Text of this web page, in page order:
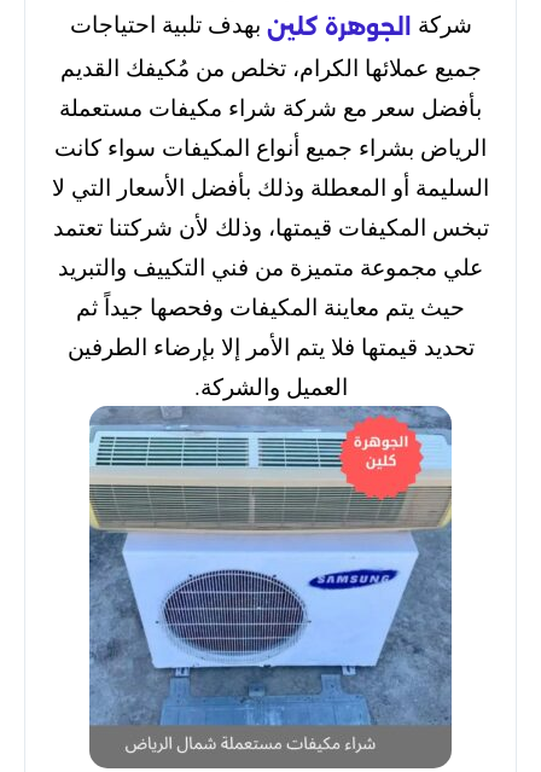
شركة الجوهرة كلين بهدف تلبية احتياجات
جميع عملائها الكرام، تخلص من مُكيفك القديم
بأفضل سعر مع شركة شراء مكيفات مستعملة
الرياض بشراء جميع أنواع المكيفات سواء كانت
السليمة أو المعطلة وذلك بأفضل الأسعار التي لا
تبخس المكيفات قيمتها، وذلك لأن شركتنا تعتمد
علي مجموعة متميزة من فني التكييف والتبريد
حيث يتم معاينة المكيفات وفحصها جيداً ثم
تحديد قيمتها فلا يتم الأمر إلا بإرضاء الطرفين
العميل والشركة.